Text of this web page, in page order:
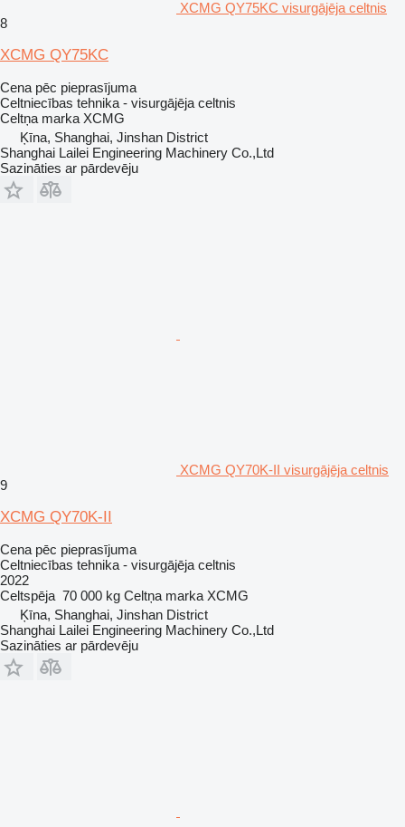
XCMG QY75KC visurgājēja celtnis
8
XCMG QY75KC
Cena pēc pieprasījuma
Celtniecības tehnika - visurgājēja celtnis
Celtņa marka XCMG
Ķīna, Shanghai, Jinshan District
Shanghai Lailei Engineering Machinery Co.,Ltd
Sazināties ar pārdevēju
XCMG QY70K-II visurgājēja celtnis
9
XCMG QY70K-II
Cena pēc pieprasījuma
Celtniecības tehnika - visurgājēja celtnis
2022
Celtspēja 70 000 kg Celtņa marka XCMG
Ķīna, Shanghai, Jinshan District
Shanghai Lailei Engineering Machinery Co.,Ltd
Sazināties ar pārdevēju